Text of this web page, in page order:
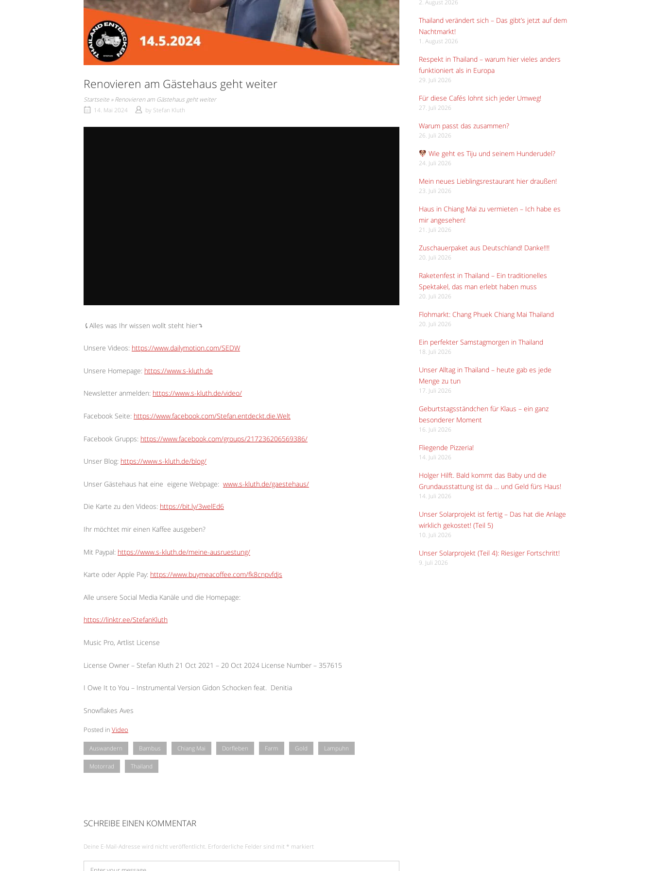
Renovieren am Gästehaus geht weiter
Startseite »Renovieren am Gästehaus geht weiter
14. Mai 2024
by Stefan Kluth
⤹Alles was Ihr wissen wollt steht hier⤵︎
Unsere Videos: https://www.dailymotion.com/SEDW
Unsere Homepage: https://www.s-kluth.de
Newsletter anmelden: https://www.s-kluth.de/video/
Facebook Seite: https://www.facebook.com/Stefan.entdeckt.die.Welt
Facebook Grupps: https://www.facebook.com/groups/217236206569386/
Unser Blog: https://www.s-kluth.de/blog/
Unser Gästehaus hat eine eigene Webpage: www.s-kluth.de/gaestehaus/
Die Karte zu den Videos: https://bit.ly/3welEd6
Ihr möchtet mir einen Kaffee ausgeben?
Mit Paypal: https://www.s-kluth.de/meine-ausruestung/
Karte oder Apple Pay: https://www.buymeacoffee.com/fk8cnpvfdjs
Alle unsere Social Media Kanäle und die Homepage:
https://linktr.ee/StefanKluth
Music Pro, Artlist License
License Owner – Stefan Kluth 21 Oct 2021 – 20 Oct 2024 License Number – 357615
I Owe It to You – Instrumental Version Gidon Schocken feat. Denitia
Snowflakes Aves
Posted in Video
Auswandern Bambus Chiang Mai Dorfleben Farm Gold Lampuhn
Motorrad Thailand
SCHREIBE EINEN KOMMENTAR
Deine E-Mail-Adresse wird nicht veröffentlicht. Erforderliche Felder sind mit * markiert
Kommentar
2. August 2026
Thailand verändert sich – Das gibt’s jetzt auf dem
Nachtmarkt!
1. August 2026
Respekt in Thailand – warum hier vieles anders
funktioniert als in Europa
29. Juli 2026
Für diese Cafés lohnt sich jeder Umweg!
27. Juli 2026
Warum passt das zusammen?
26. Juli 2026
Wie geht es Tiju und seinem Hunderudel?
24. Juli 2026
Mein neues Lieblingsrestaurant hier draußen!
23. Juli 2026
Haus in Chiang Mai zu vermieten – Ich habe es
mir angesehen!
21. Juli 2026
Zuschauerpaket aus Deutschland! Danke!!!!
20. Juli 2026
Raketenfest in Thailand – Ein traditionelles
Spektakel, das man erlebt haben muss
20. Juli 2026
Flohmarkt: Chang Phuek Chiang Mai Thailand
20. Juli 2026
Ein perfekter Samstagmorgen in Thailand
18. Juli 2026
Unser Alltag in Thailand – heute gab es jede
Menge zu tun
17. Juli 2026
Geburtstagsständchen für Klaus – ein ganz
besonderer Moment
16. Juli 2026
Fliegende Pizzeria!
14. Juli 2026
Holger Hilft. Bald kommt das Baby und die
Grundausstattung ist da … und Geld fürs Haus!
14. Juli 2026
Unser Solarprojekt ist fertig – Das hat die Anlage
wirklich gekostet! (Teil 5)
10. Juli 2026
Unser Solarprojekt (Teil 4): Riesiger Fortschritt!
9. Juli 2026